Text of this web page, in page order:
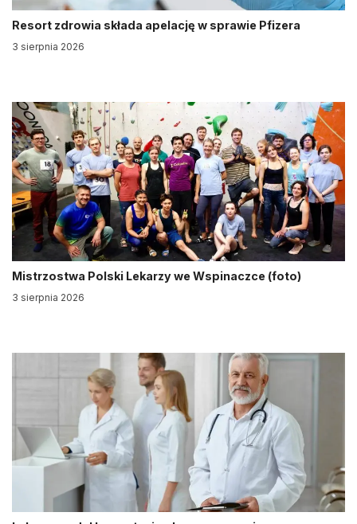
Resort zdrowia składa apelację w sprawie Pfizera
3 sierpnia 2026
Mistrzostwa Polski Lekarzy we Wspinaczce (foto)
3 sierpnia 2026